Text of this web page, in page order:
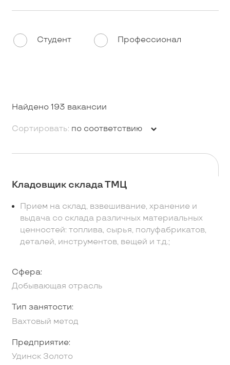
Студент Профессионал
Сортировать: по соответствию
Найдено 193 вакансии
Кладовщик склада ТМЦ
Прием на склад, взвешивание, хранение и
выдача со склада различных материальных
ценностей: топлива, сырья, полуфабрикатов,
деталей, инструментов, вещей и т.д.;
Сфера:
Добывающая отрасль
Тип занятости:
Вахтовый метод
Предприятие:
Удинск Золото